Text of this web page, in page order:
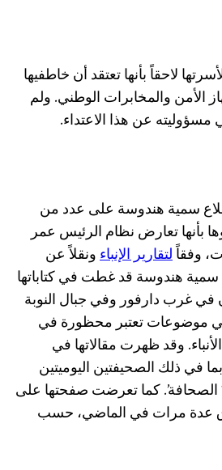
لاحقاً بأنها تعتقد أن خاطفيها
الأمن والمخابرات الوطني. ولم
مسؤوليته عن هذا الاعتداء.
سمية هندوسة على عدد من
بأنها تعارض نظام الرئيس عمر
وفقاًلتقارير الإنباءونقلاً عن
هندوسة قد غطت في كتاباتها
في غرب دارفور وفي جبال النوبة
موضوعات تعتبر محظورة في
وقد ظهرت مقالاتها في
في ذلك الصحيفتين اليوميتين
الصحافة’. كما تعرضت صفحتها على
عدة مرات في الماضي، حسب